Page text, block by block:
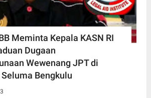
Meminta Kepala KASN RI
Dugaan
Wewenang JPT di
Bengkulu